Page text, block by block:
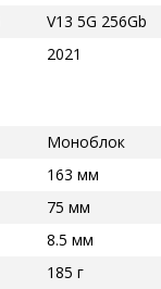
V13 5G 256Gb
2021
Моноблок
163 мм
75 мм
8.5 мм
185 г